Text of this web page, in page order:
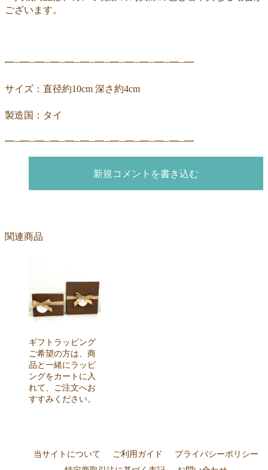
ございます。
━−━−━−━−━−━−━−━−━−━−━−━−━
サイズ：直径約10cm 深さ約4cm
製造国：タイ
━−━−━−━−━−━−━−━−━−━−━−━−━
新規コメントを書き込む
関連商品
ギフトラッピング
ご希望の方は、商
品と一緒にラッピ
ングをカートに入
れて、ご注文へお
すすみください。
当サイトについて ご利用ガイド
プライバシーポリシー